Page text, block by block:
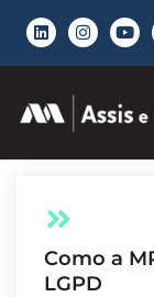
Como a MP 869/2018 pode modificar a
LGPD